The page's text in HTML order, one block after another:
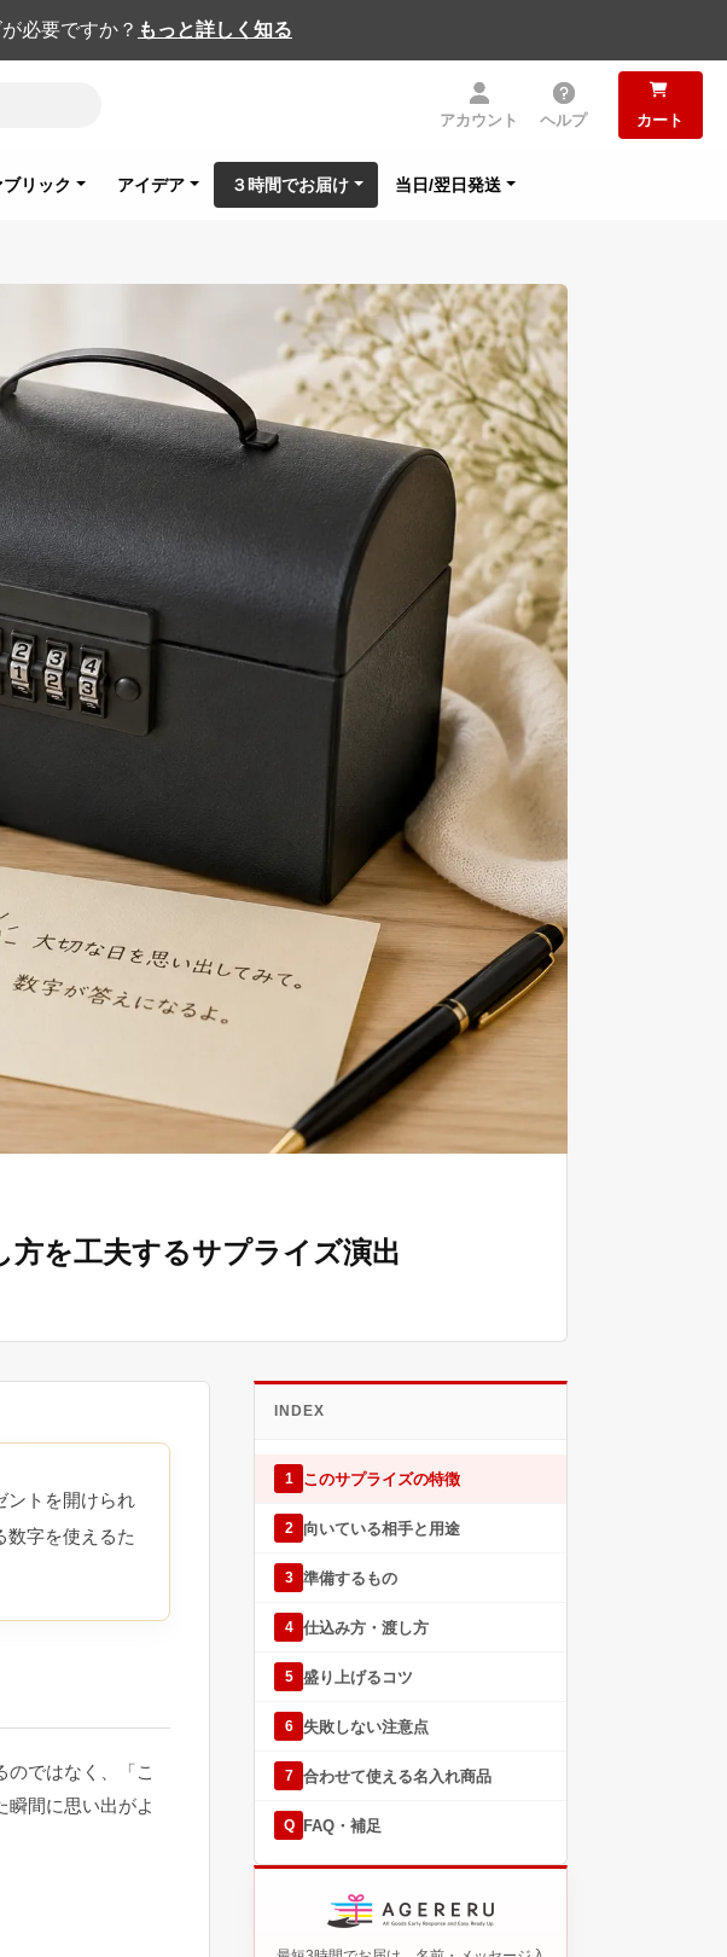
必要ですか？ もっと詳しく知る
アカウント ヘルプ カート
ブリック アイデア ３時間でお届け 当日/翌日発送
を工夫するサプライズ演出
ントを開けられ
数字を使えるた
のではなく、「こ
瞬間に思い出がよ
INDEX
1 このサプライズの特徴
2 向いている相手と用途
3 準備するもの
4 仕込み方・渡し方
5 盛り上げるコツ
6 失敗しない注意点
7 合わせて使える名入れ商品
Q FAQ・補足